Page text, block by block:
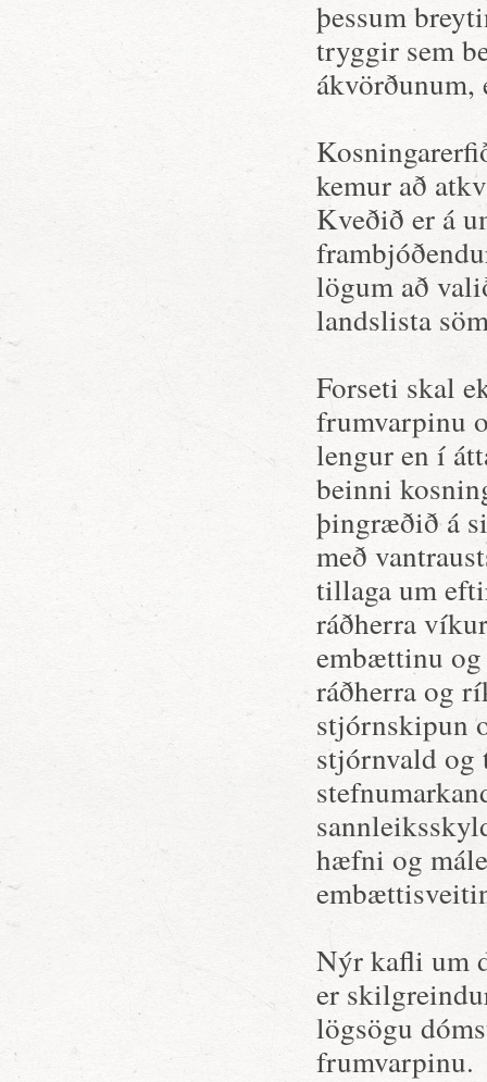
þessum
tryggir sem
kemur að
Kveðið er á
lögum að
landslista
Forseti skal
frumvarpinu
lengur en í
beinni
þingræðið á
með
tillaga um
ráðherra
embættinu
ráðherra og
stjórnskipun
stjórnvald
hæfni og
Nýr kafli um
er
lögsögu
frumvarpinu.